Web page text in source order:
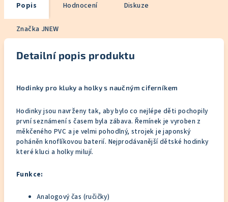
Popis Hodnocení Diskuze
Značka JNEW
Detailní popis produktu
Hodinky pro kluky a holky s naučným ciferníkem
Hodinky jsou navrženy tak, aby bylo co nejlépe děti pochopily
první seznámení s časem byla zábava. Řemínek je vyroben z
měkčeného PVC a je velmi pohodlný, strojek je japonský
poháněn knoflíkovou baterií. Nejprodávanější dětské hodinky
které kluci a holky milují.
Funkce:
Analogový čas (ručičky)